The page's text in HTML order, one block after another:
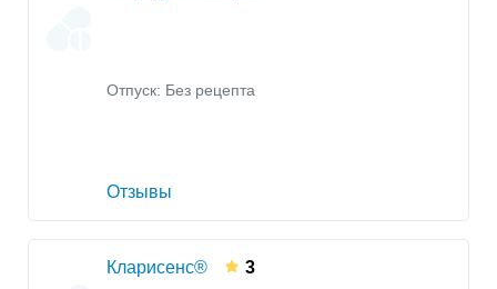
Отпуск: Без рецепта
Отзывы
Кларисенс® 3